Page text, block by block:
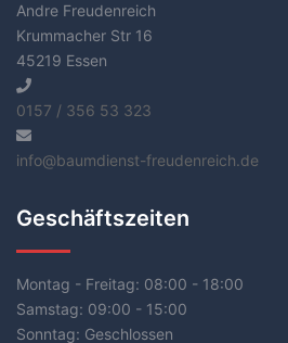
Andre Freudenreich
Krummacher Str 16
45219 Essen
0157 / 356 53 323
info@baumdienst-freudenreich.de
Geschäftszeiten
Montag - Freitag: 08:00 - 18:00
Samstag: 09:00 - 15:00
Sonntag: Geschlossen